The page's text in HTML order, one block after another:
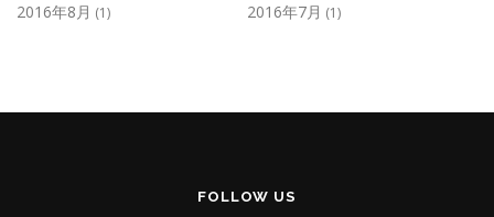
2016年8月 (1) 2016年7月 (1)
FOLLOW US